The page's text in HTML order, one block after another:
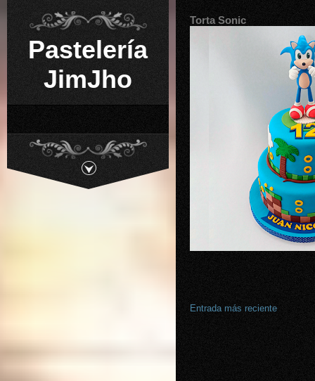
Pastelería
JimJho
Torta Sonic
Entrada más reciente